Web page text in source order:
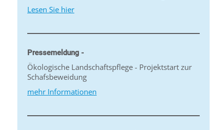
Lesen Sie hier
Pressemeldung -
Ökologische Landschaftspflege - Projektstart zur
Schafsbeweidung
mehr Informationen